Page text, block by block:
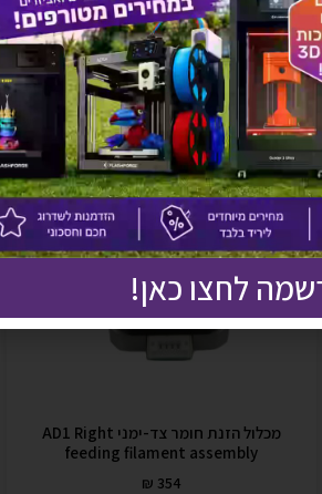
אותך גם
מכלול הזנת חומר צד-ימני AD1 Right
feeding filament assembly
₪ 354
לחצו כאן!